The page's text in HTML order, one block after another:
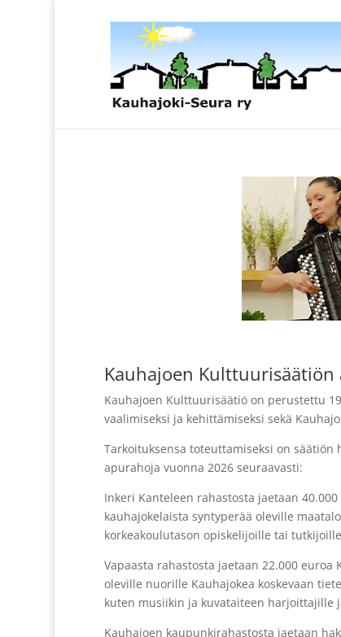
Kauhajoen
Kauhajoen Kulttuurisäätiö on perustettu
vaalimiseksi ja kehittämiseksi sekä
Tarkoituksensa toteuttamiseksi on säätiön
apurahoja vuonna 2026 seuraavasti:
Inkeri Kanteleen rahastosta jaetaan
kauhajokelaista syntyperää oleville
korkeakoulutason opiskelijoille tai
Vapaasta rahastosta jaetaan 22.000
oleville nuorille Kauhajokea koskevaan
kuten musiikin ja kuvataiteen harjoittajille
Kauhajoen kaupunkirahastosta jaetaan